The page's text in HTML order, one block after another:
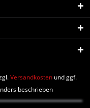
Versandkosten und ggf.
beschrieben